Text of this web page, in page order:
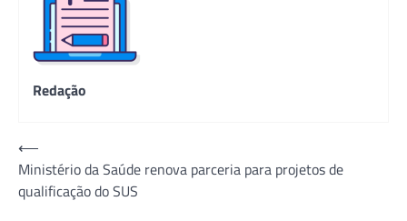
Redação
Navegação
de
Post
⟵
Ministério da Saúde renova parceria para projetos de
qualificação do SUS